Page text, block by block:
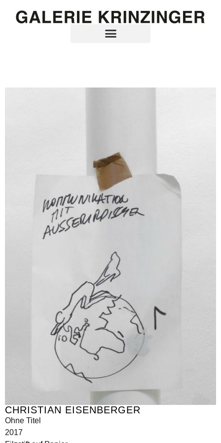
CHRISTIAN EISENBERGER
Ohne Titel
2017